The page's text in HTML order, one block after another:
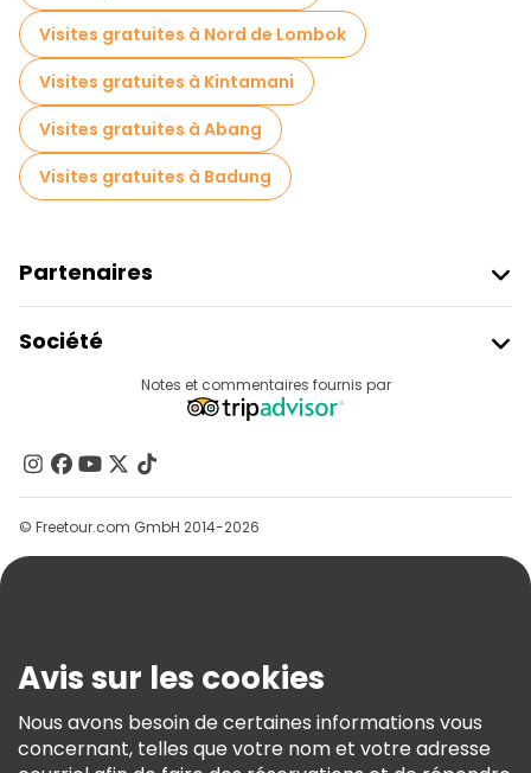
Visites gratuites à Nord de Lombok
Visites gratuites à Kintamani
Visites gratuites à Abang
Visites gratuites à Badung
Partenaires
Connexion Du Fournisseur
Programme D’affiliation
Société
Contactez-Nous
Groupes
Aide
Conditions Générales Et Mentions Légales
Politique En Matière De Cookies
Freetour Prix
Notes et commentaires fournis par
© Freetour.com GmbH 2014-2026
Avis sur les cookies
Nous avons besoin de certaines informations vous
concernant, telles que votre nom et votre adresse